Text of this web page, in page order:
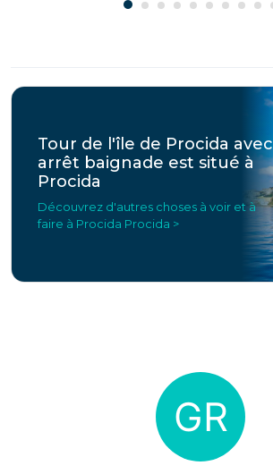
Tour de l'île de Procida avec
arrêt baignade est situé à
Procida
Découvrez d'autres choses à voir et à
faire à Procida Procida >